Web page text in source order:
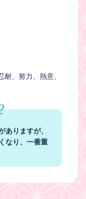
耐 努力
熱意
ありますが、
なり、一番重